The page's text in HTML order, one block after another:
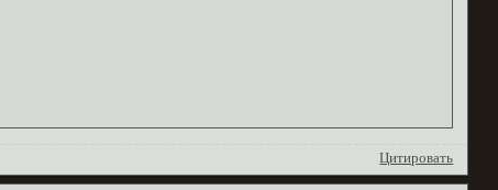
Цитировать